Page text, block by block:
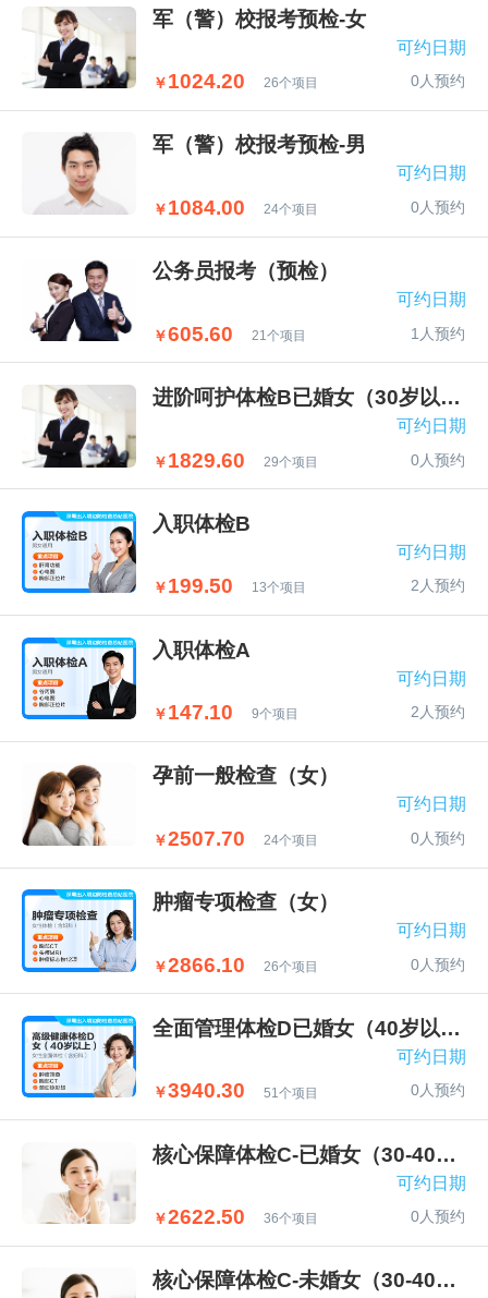
军（警）校报考预检-女
￥1024.20 26个项目 0人预约
可约日期
军（警）校报考预检-男
￥1084.00 24个项目 0人预约
可约日期
公务员报考（预检）
￥605.60 21个项目 1人预约
可约日期
进阶呵护体检B已婚女（30岁以下）
￥1829.60 29个项目 0人预约
可约日期
入职体检B
￥199.50 13个项目 2人预约
可约日期
入职体检A
￥147.10 9个项目 2人预约
可约日期
孕前一般检查（女）
￥2507.70 24个项目 0人预约
可约日期
肿瘤专项检查（女）
￥2866.10 26个项目 0人预约
可约日期
全面管理体检D已婚女（40岁以上）
￥3940.30 51个项目 0人预约
可约日期
核心保障体检C-已婚女（30-40岁）
￥2622.50 36个项目 0人预约
可约日期
核心保障体检C-未婚女（30-40岁）